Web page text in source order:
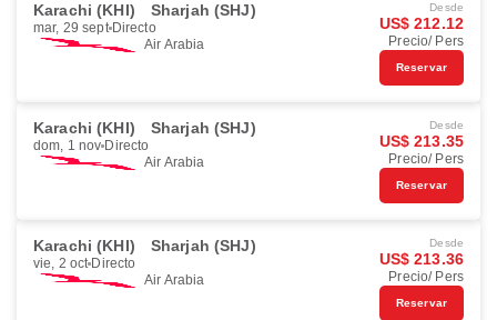
Karachi (KHI) Sharjah (SHJ)
mar, 29 sept Directo
Air Arabia
Desde
US$ 212.12
Precio/ Pers
Reservar
Karachi (KHI) Sharjah (SHJ)
dom, 1 nov Directo
Air Arabia
Desde
US$ 213.35
Precio/ Pers
Reservar
Karachi (KHI) Sharjah (SHJ)
vie, 2 oct Directo
Air Arabia
Desde
US$ 213.36
Precio/ Pers
Reservar